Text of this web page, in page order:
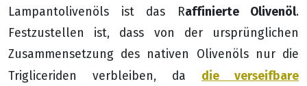
Lampantolivenöls ist das Raffinierte Olivenöl.
Festzustellen ist, dass von der ursprünglichen
Zusammensetzung des nativen Olivenöls nur die
Trigliceriden verbleiben, da die verseifbare